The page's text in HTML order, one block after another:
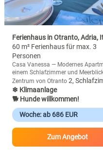
Ferienhaus in Otranto, Adria,
60 m² Ferienhaus für max. 3
Personen
Casa Vanessa — Modernes
einem Schlafzimmer und
Zentrum von Otranto2,
❄ Klimaanlage
🐕 Hunde willkommen!
Woche: ab 686 EUR
Zum Angebot